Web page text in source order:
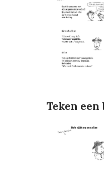
Teken